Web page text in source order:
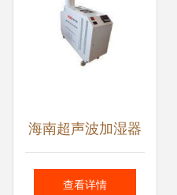
趋势
海南超声波加湿器
供应厂家 好用的超
查看详情